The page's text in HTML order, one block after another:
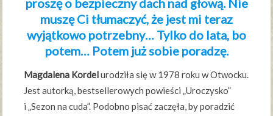
proszę o bezpieczny dach nad głową. Nie
muszę Ci tłumaczyć, że jest mi teraz
wyjątkowo potrzebny… Tylko do lata, bo
potem… Potem już sobie poradzę.
Magdalena Kordelurodziła się w 1978 roku w Otwocku.
Jest autorką, bestsellerowych powieści „Uroczysko”
i „Sezon na cuda”. Podobno pisać zaczęła, by poradzić